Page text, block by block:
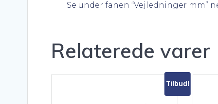
Se under fanen “Vejledninger mm”
Relaterede varer
Tilbud!